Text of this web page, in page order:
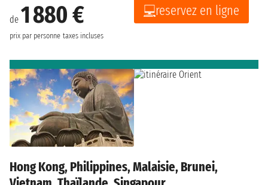
de 1 880 €
prix par personne taxes incluses
reservez en ligne
Hong Kong, Philippines, Malaisie, Brunei,